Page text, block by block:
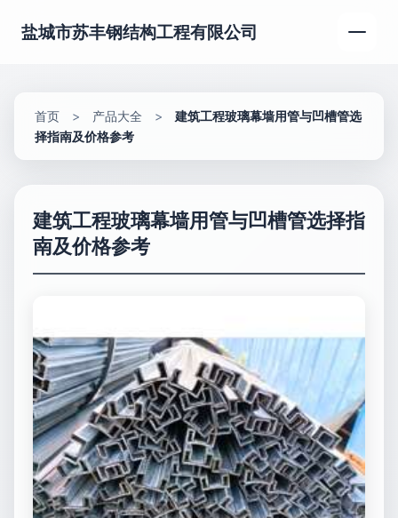
盐城市苏丰钢结构工程有限公司
首页 > 产品大全 >
建筑工程玻璃幕墙用管与凹槽管选
择指南及价格参考
建筑工程玻璃幕墙用管与凹槽管选择指
南及价格参考